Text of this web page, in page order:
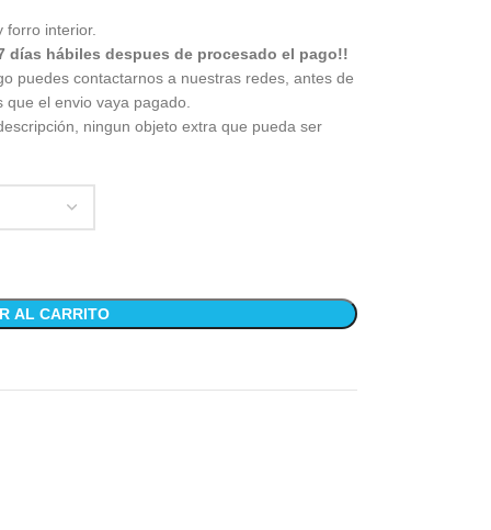
forro interior.
días hábiles despues de procesado el pago!!
puedes contactarnos a nuestras redes, antes de
el envio vaya pagado.
ningun objeto extra que pueda ser
AL CARRITO